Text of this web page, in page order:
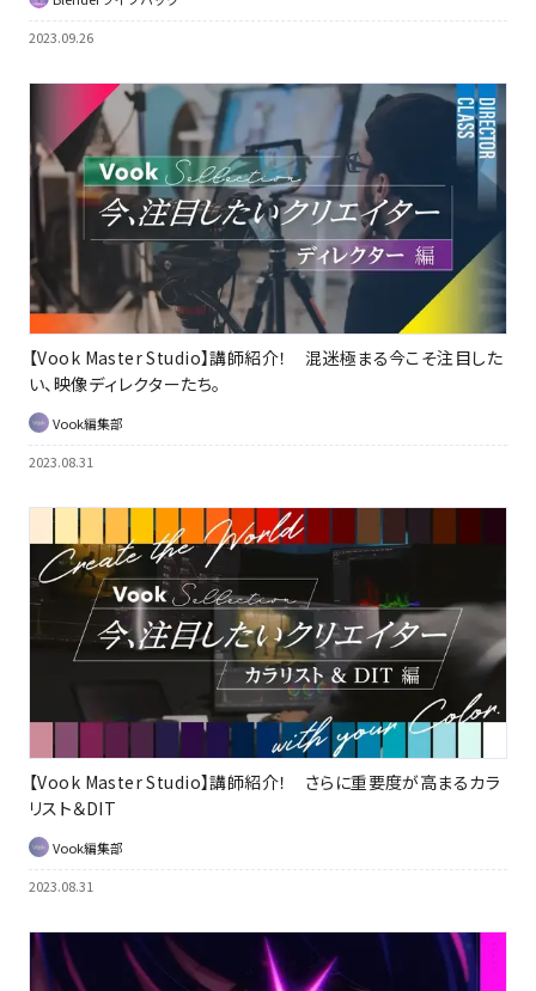
2023.09.26
【Vook Master Studio】講師紹介！ 混迷極まる今こそ注目した
い、映像ディレクターたち。
Vook編集部
2023.08.31
【Vook Master Studio】講師紹介！ さらに重要度が高まるカラ
リスト＆DIT
Vook編集部
2023.08.31